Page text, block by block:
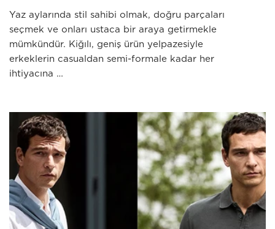
Yaz aylarında stil sahibi olmak, doğru parçaları
seçmek ve onları ustaca bir araya getirmekle
mümkündür. Kiğılı, geniş ürün yelpazesiyle
erkeklerin casualdan semi-formale kadar her
ihtiyacına …